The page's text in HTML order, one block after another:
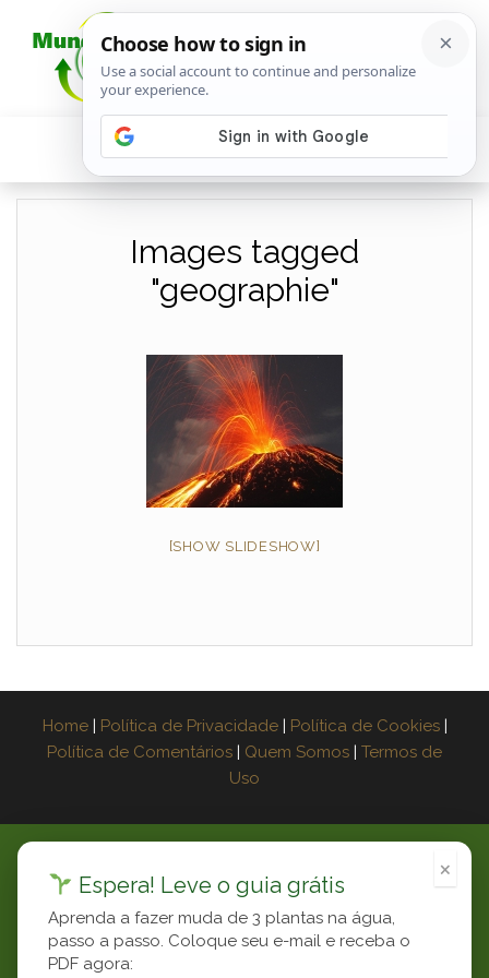
Images tagged
"geographie"
[SHOW SLIDESHOW]
Home | Política de Privacidade | Política de Cookies |
Política de Comentários | Quem Somos | Termos de
Uso
×
Espera! Leve o guia grátis
Aprenda a fazer muda de 3 plantas na água,
passo a passo. Coloque seu e-mail e receba o
PDF agora:
Now Playing